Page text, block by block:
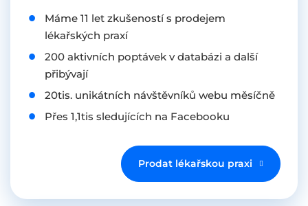
Máme 11 let zkušeností s prodejem
lékařských praxí
200 aktivních poptávek v databázi a další
přibývají
20tis. unikátních návštěvníků webu měsíčně
Přes 1,1tis sledujících na Facebooku
Prodat lékařskou praxi